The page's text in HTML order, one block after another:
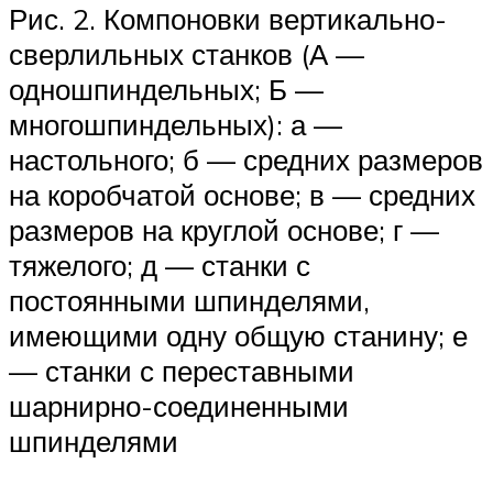
Рис. 2. Компоновки вертикально-
сверлильных станков (А —
одношпиндельных; Б —
многошпиндельных): а —
настольного; б — средних размеров
на коробчатой основе; в — средних
размеров на круглой основе; г —
тяжелого; д — станки с
постоянными шпинделями,
имеющими одну общую станину; е
— станки с переставными
шарнирно-соединенными
шпинделями